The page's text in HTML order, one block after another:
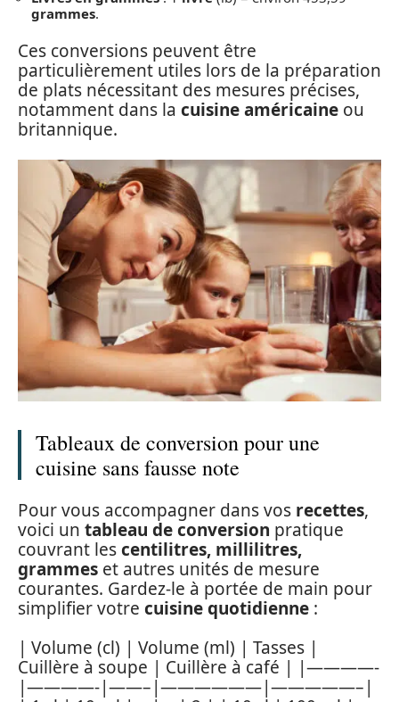
grammes.
Ces conversions peuvent être
particulièrement utiles lors de la préparation
de plats nécessitant des mesures précises,
notamment dans la cuisine américaine ou
britannique.
Tableaux de conversion pour une
cuisine sans fausse note
Pour vous accompagner dans vos recettes,
voici un tableau de conversion pratique
couvrant lescentilitres, millilitres,
grammes et autres unités de mesure
courantes. Gardez-le à portée de main pour
simplifier votre cuisine quotidienne :
| Volume (cl) | Volume (ml) | Tasses |
Cuillère à soupe | Cuillère à café | |————-
|————-|——–|——————|—————–|